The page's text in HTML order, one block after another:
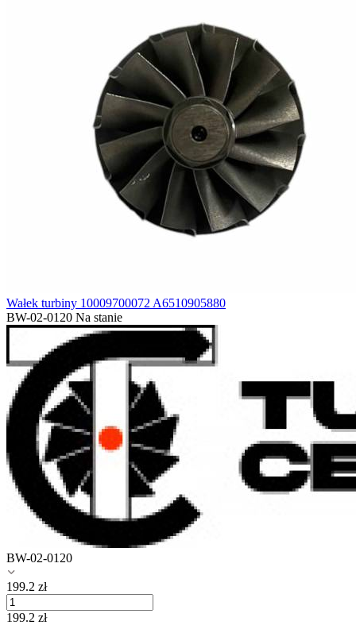
Wałek turbiny 10009700072 A6510905880
BW-02-0120 Na stanie
BW-02-0120
199.2 zł
199.2 zł